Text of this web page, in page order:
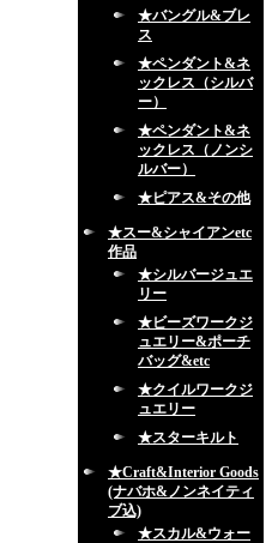
★バングル&ブレ
ス
★ペンダント&ネ
ックレス（シルバ
ー）
★ペンダント&ネ
ックレス（ノンシ
ルバー）
★ピアス&その他
★スー&シャイアンetc
作品
★シルバージュエ
リー
★ビーズワークジ
ュエリー&ポーチ
バッグ&etc
★クイルワークジ
ュエリー
★スターキルト
★Craft&Interior Goods
(ナバホ&ノンネイティ
ブ込)
★スカル&ウォー